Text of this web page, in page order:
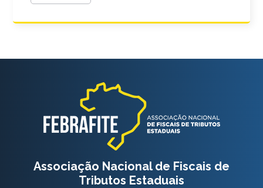
Associação Nacional de Fiscais de
Tributos Estaduais